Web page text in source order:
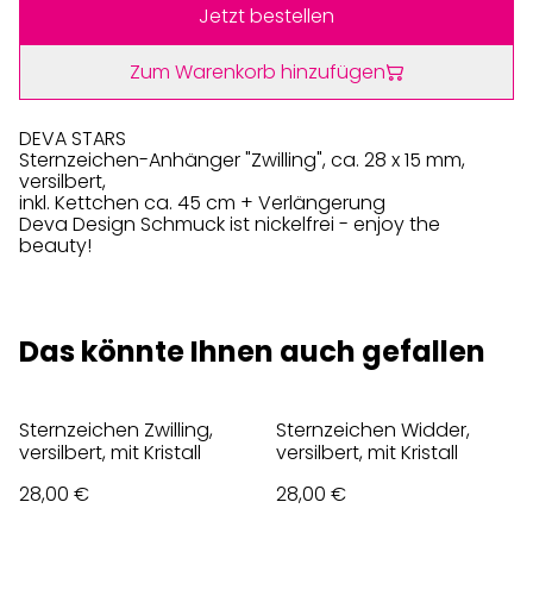
Jetzt bestellen
Zum Warenkorb hinzufügen
DEVA STARS
Sternzeichen-Anhänger "Zwilling", ca. 28 x 15 mm,
versilbert,
inkl. Kettchen ca. 45 cm + Verlängerung
Deva Design Schmuck ist nickelfrei - enjoy the
beauty!
Das könnte Ihnen auch gefallen
Sternzeichen Zwilling,
versilbert, mit Kristall
28,00 €
Sternzeichen Widder,
versilbert, mit Kristall
28,00 €